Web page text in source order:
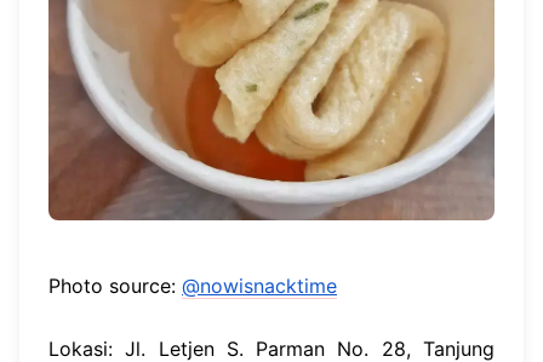
Photo source: @nowisnacktime
Lokasi: Jl. Letjen S. Parman No. 28, Tanjung